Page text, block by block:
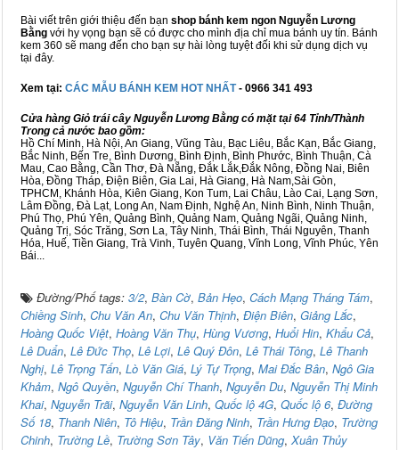
Bài viết trên giới thiệu đến bạn shop bánh kem ngon Nguyễn Lương
Bằng với hy vọng bạn sẽ có được cho mình địa chỉ mua bánh uy tín. Bánh
kem 360 sẽ mang đến cho bạn sự hài lòng tuyệt đối khi sử dụng dịch vụ
tại đây.
Xem tại: CÁC MẪU BÁNH KEM HOT NHẤT- 0966 341 493
Cửa hàng Giỏ trái cây Nguyễn Lương Bằng có mặt tại 64 Tỉnh/Thành
Trong cả nước bao gồm:
Hồ Chí Minh, Hà Nội, An Giang, Vũng Tàu, Bạc Liêu, Bắc Kạn, Bắc Giang,
Bắc Ninh, Bến Tre, Bình Dương, Bình Định, Bình Phước, Bình Thuận, Cà
Mau, Cao Bằng, Cần Thơ, Đà Nẵng, Đắk Lắk,Đắk Nông, Đồng Nai, Biên
Hòa, Đồng Tháp, Điện Biên, Gia Lai, Hà Giang, Hà Nam,Sài Gòn,
TPHCM, Khánh Hòa, Kiên Giang, Kon Tum, Lai Châu, Lào Cai, Lạng Sơn,
Lâm Đồng, Đà Lạt, Long An, Nam Định, Nghệ An, Ninh Bình, Ninh Thuận,
Phú Thọ, Phú Yên, Quảng Bình, Quảng Nam, Quảng Ngãi, Quảng Ninh,
Quảng Trị, Sóc Trăng, Sơn La, Tây Ninh, Thái Bình, Thái Nguyên, Thanh
Hóa, Huế, Tiền Giang, Trà Vinh, Tuyên Quang, Vĩnh Long, Vĩnh Phúc, Yên
Bái...
Đường/Phố tags: 3/2, Bàn Cờ, Bản Hẹo, Cách Mạng Tháng Tám,
Chiềng Sinh, Chu Văn An, Chu Văn Thịnh, Điện Biên, Giảng Lắc,
Hoàng Quốc Việt, Hoàng Văn Thụ, Hùng Vương, Huổi Hin, Khẩu Cả,
Lê Duẩn, Lê Đức Thọ, Lê Lợi, Lê Quý Đôn, Lê Thái Tông, Lê Thanh
Nghị, Lê Trọng Tấn, Lò Văn Giá, Lý Tự Trọng, Mai Đắc Bân, Ngô Gia
Khảm, Ngô Quyền, Nguyễn Chí Thanh, Nguyễn Du, Nguyễn Thị Minh
Khai, Nguyễn Trãi, Nguyễn Văn Linh, Quốc lộ 4G, Quốc lộ 6, Đường
Số 18, Thanh Niên, Tô Hiệu, Trần Đăng Ninh, Trần Hưng Đạo, Trường
Chinh, Trường Lề, Trường Sơn Tây, Văn Tiến Dũng, Xuân Thủy